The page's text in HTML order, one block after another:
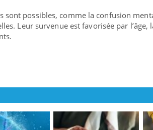
sont possibles, comme la confusion
Leur survenue est favorisée par l’âge,